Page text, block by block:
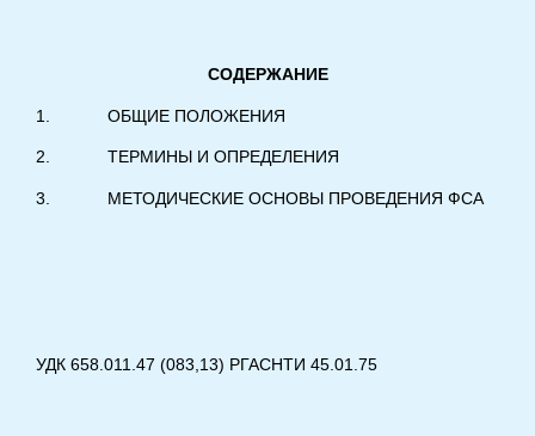
СОДЕРЖАНИЕ
1. ОБЩИЕ ПОЛОЖЕНИЯ
2. ТЕРМИНЫ И ОПРЕДЕЛЕНИЯ
3. МЕТОДИЧЕСКИЕ ОСНОВЫ ПРОВЕДЕНИЯ ФСА
УДК 658.011.47 (083,13) РГАСНТИ 45.01.75